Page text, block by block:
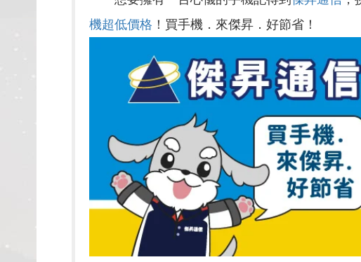
機超低價格 ！買手機．來傑昇．好節省！